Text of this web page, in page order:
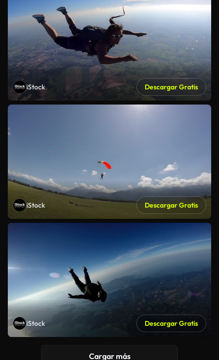
iStock Descargar Gratis
iStock Descargar Gratis
iStock Descargar Gratis
Cargar más